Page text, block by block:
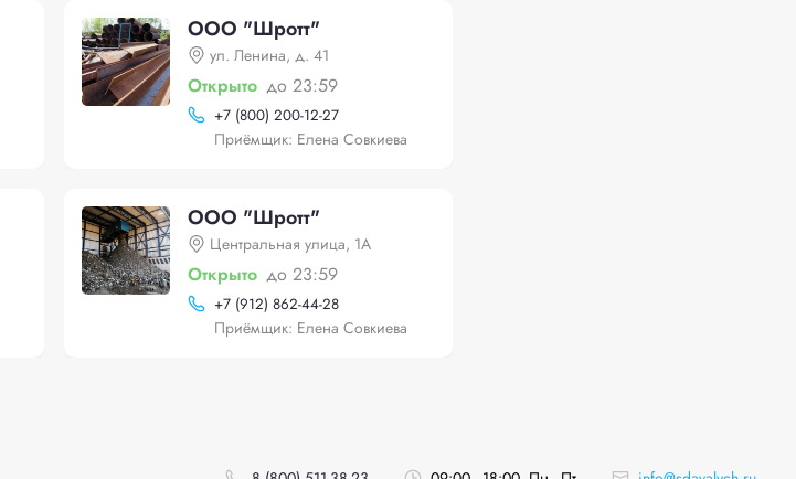
ООО "Шротт"
ул. Ленина, д. 41
Открыто до 23:59
+7 (800) 200-12-27
Приёмщик: Елена Совкиева
ООО "Шротт"
Центральная улица, 1А
Открыто до 23:59
+7 (912) 862-44-28
Приёмщик: Елена Совкиева